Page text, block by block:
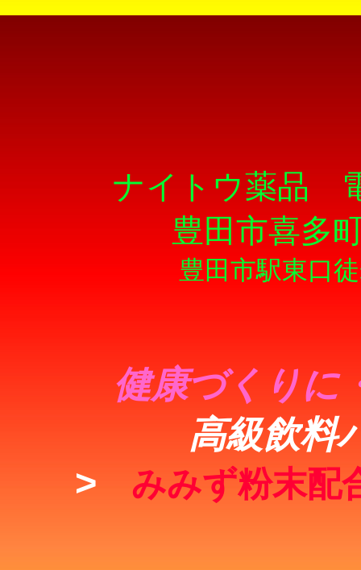
ナイトウ薬品
豊田市喜多
豊田市駅東口
健康づくりに
高級飲料
> みみず粉末